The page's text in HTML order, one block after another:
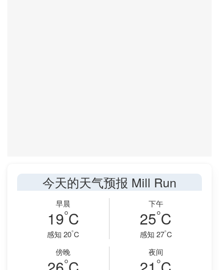
今天的天气预报 Mill Run
早晨
19°C
感知 20°C
下午
25°C
感知 27°C
傍晚
°
夜间
°